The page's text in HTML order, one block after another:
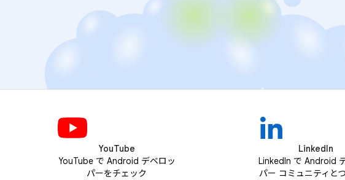
YouTube
YouTube で Android デベロッ
パーをチェック
LinkedIn
LinkedIn で Android
パー コミュニティと